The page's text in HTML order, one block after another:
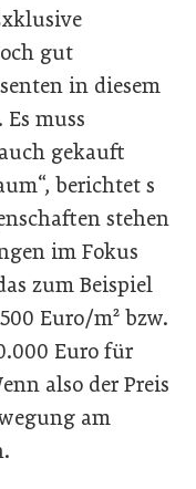
gut
in diesem
muss
gekauft
berichtet s
stehen
im Fokus
zum Beispiel
Euro/m² bzw.
Euro für
also der Preis
am